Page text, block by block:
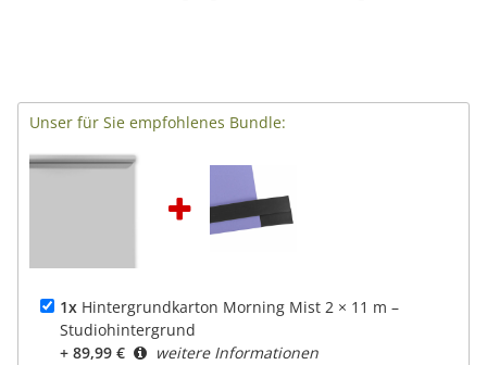
Unser für Sie empfohlenes Bundle:
1x Hintergrundkarton Morning Mist 2 × 11 m –
Studiohintergrund
+ 89,99 €
weitere Informationen